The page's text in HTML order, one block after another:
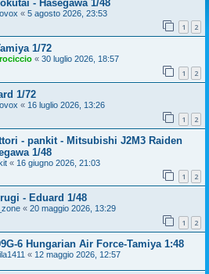
- Hasegawa 1/48
« 5 agosto 2026, 23:53
1 2
1/72
« 30 luglio 2026, 18:57
1 2
1/72
« 16 luglio 2026, 13:26
1 2
- pankit - Mitsubishi J2M3 Raiden
1/48
« 16 giugno 2026, 21:03
1 2
- Eduard 1/48
« 20 maggio 2026, 13:29
1 2
6 Hungarian Air Force-Tamiya 1:48
« 12 maggio 2026, 12:57